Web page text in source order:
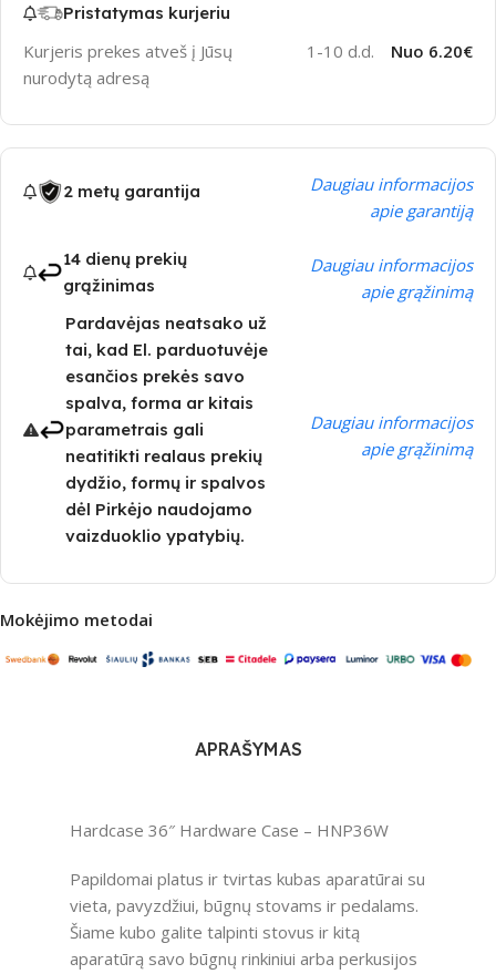
Pristatymas kurjeriu
Kurjeris prekes atveš į Jūsų
nurodytą adresą
1-10 d.d. Nuo 6.20€
2 metų garantija
Daugiau informacijos
apie garantiją
14 dienų prekių
grąžinimas
Daugiau informacijos
apie grąžinimą
Pardavėjas neatsako už
tai, kad El. parduotuvėje
esančios prekės savo
spalva, forma ar kitais
parametrais gali
neatitikti realaus prekių
dydžio, formų ir spalvos
dėl Pirkėjo naudojamo
vaizduoklio ypatybių.
Daugiau informacijos
apie grąžinimą
Mokėjimo metodai
APRAŠYMAS
Hardcase 36″ Hardware Case – HNP36W
Papildomai platus ir tvirtas kubas aparatūrai su
vieta, pavyzdžiui, būgnų stovams ir pedalams.
Šiame kubo galite talpinti stovus ir kitą
aparatūrą savo būgnų rinkiniui arba perkusijos